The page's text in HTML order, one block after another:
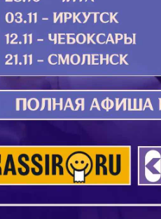
одесную Господа вместе с
он проявил в том,
матери только один
обычных молитв.
и провидели, каким
своей жизни. Навыкнув от
святой Николай всю
среду и пятницу в
отрок возрастал и в разуме,
коим был научаем от
он, как нива плодоносная,
доброе семя поучения и